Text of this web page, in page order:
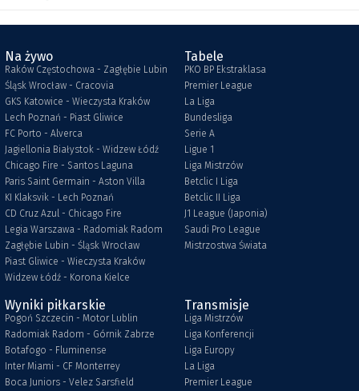
Na żywo
Raków Częstochowa - Zagłębie Lubin
Śląsk Wrocław - Cracovia
GKS Katowice - Wieczysta Kraków
Lech Poznań - Piast Gliwice
FC Porto - Alverca
Jagiellonia Białystok - Widzew Łódź
Chicago Fire - Santos Laguna
Paris Saint Germain - Aston Villa
KI Klaksvik - Lech Poznań
CD Cruz Azul - Chicago Fire
Legia Warszawa - Radomiak Radom
Zagłębie Lubin - Śląsk Wrocław
Piast Gliwice - Wieczysta Kraków
Widzew Łódź - Korona Kielce
Tabele
PKO BP Ekstraklasa
Premier League
La Liga
Bundesliga
Serie A
Ligue 1
Liga Mistrzów
Betclic I Liga
Betclic II Liga
J1 League (Japonia)
Saudi Pro League
Mistrzostwa Świata
Wyniki piłkarskie
Pogoń Szczecin - Motor Lublin
Radomiak Radom - Górnik Zabrze
Botafogo - Fluminense
Inter Miami - CF Monterrey
Boca Juniors - Velez Sarsfield
Transmisje
Liga Mistrzów
Liga Konferencji
Liga Europy
La Liga
Premier League